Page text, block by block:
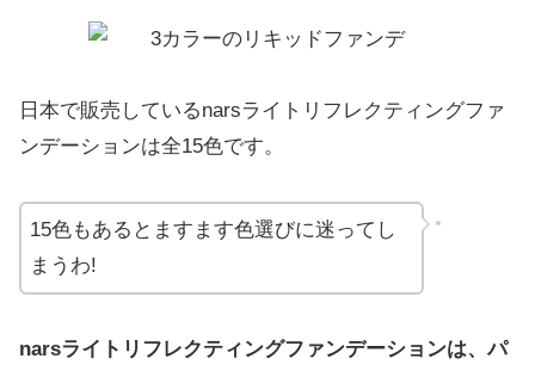
日本で販売しているnarsライトリフレクティングファ
ンデーションは全15色です。
15色もあるとますます色選びに迷ってし
まうわ!
narsライトリフレクティングファンデーションは、パ